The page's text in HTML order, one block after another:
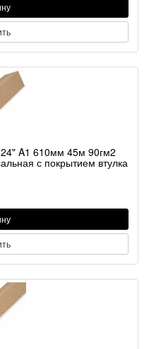
A1 610мм 45м 90гм2
с покрытием втулка